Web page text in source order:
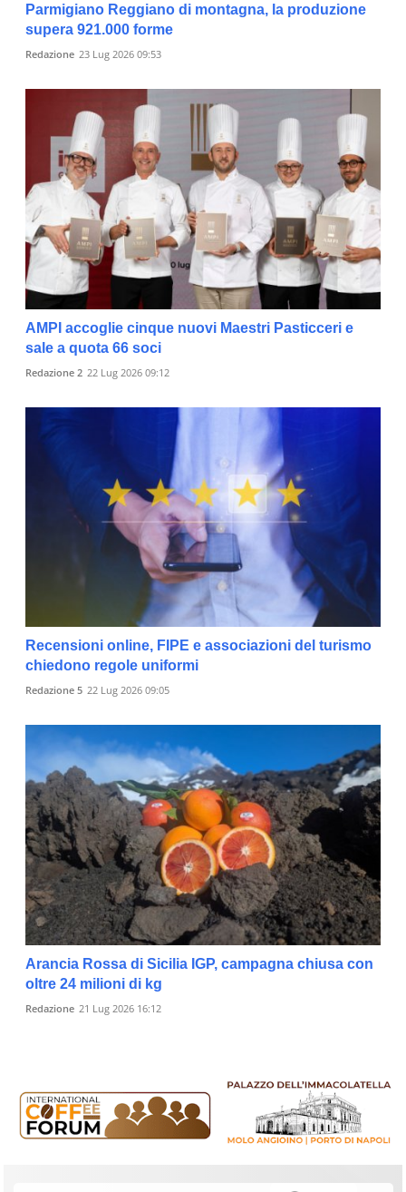
Parmigiano Reggiano di montagna, la produzione
supera 921.000 forme
Redazione 23 Lug 2026 09:53
AMPI accoglie cinque nuovi Maestri Pasticceri e
sale a quota 66 soci
Redazione 2 22 Lug 2026 09:12
Recensioni online, FIPE e associazioni del turismo
chiedono regole uniformi
Redazione 5 22 Lug 2026 09:05
Arancia Rossa di Sicilia IGP, campagna chiusa con
oltre 24 milioni di kg
Redazione 21 Lug 2026 16:12